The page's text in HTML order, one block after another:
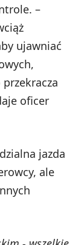
–
ujawniać
oficer
jazda
ale